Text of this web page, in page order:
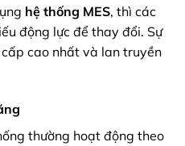
hệ thống MES, thì các
động lực để thay đổi. Sự
cao nhất và lan truyền
thường hoạt động theo